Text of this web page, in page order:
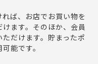
ば、お店でお買い物を
ます。そのほか、会員
だけます。貯まったポ
能です。